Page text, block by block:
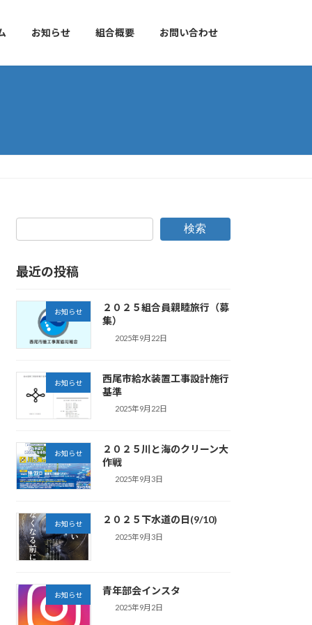
お知らせ 組合概要 お問い合わせ
検索
最近の投稿
お知らせ
２０２５組合員親睦旅行（募
集）
2025年9月22日
お知らせ
西尾市給水装置工事設計施行
基準
2025年9月22日
お知らせ
２０２５川と海のクリーン大
作戦
2025年9月3日
お知らせ ２０２５下水道の日(9/10)
2025年9月3日
お知らせ 青年部会インスタ
2025年9月2日